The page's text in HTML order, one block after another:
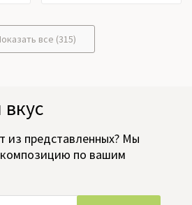
все (315)
из представленных? Мы
по вашим